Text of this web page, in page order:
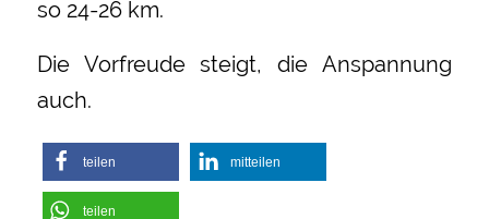
so 24-26 km.
Die Vorfreude steigt, die Anspannung
auch.
teilen mitteilen
teilen